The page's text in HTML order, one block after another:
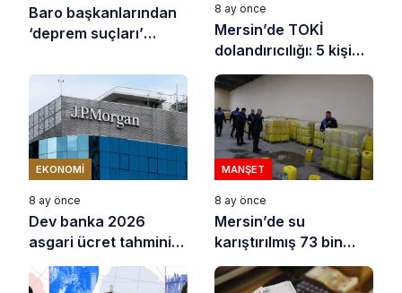
Baro başkanlarından
‘deprem suçları’
8 ay önce
Mersin’de TOKİ
dolandırıcılığı: 5 kişi
tutuklandı
EKONOMI
8 ay önce
Dev banka 2026
asgari ücret tahminini
açıkladı
MANŞET
8 ay önce
Mersin’de su
karıştırılmış 73 bin
litre sıvı yağ ele
geçirildi